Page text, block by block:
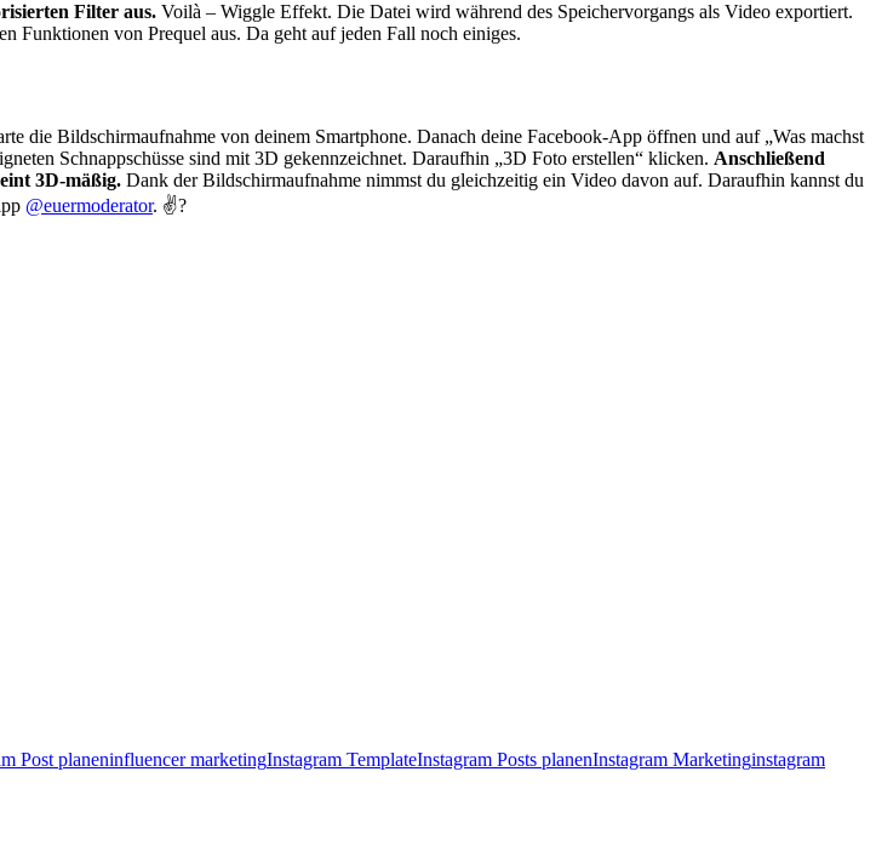
Filter aus. Voilà – Wiggle Effekt. Die Datei wird während des Speichervorgangs als Video exportiert.
Funktionen von Prequel aus. Da geht auf jeden Fall noch einiges.
die Bildschirmaufnahme von deinem Smartphone. Danach deine Facebook-App öffnen und auf „Was machst
Schnappschüsse sind mit 3D gekennzeichnet. Daraufhin „3D Foto erstellen“ klicken. Anschließend
3D-mäßig. Dank der Bildschirmaufnahme nimmst du gleichzeitig ein Video davon auf. Daraufhin kannst du
@euermoderator. ✌?
Post planeninfluencer marketingInstagram TemplateInstagram Posts planenInstagram Marketinginstagram